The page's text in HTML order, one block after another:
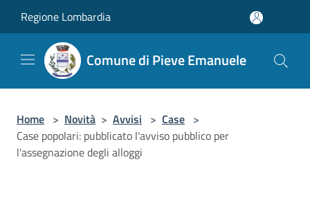
Regione Lombardia
Comune di Pieve Emanuele
Home > Novità > Avvisi > Case >
Case popolari: pubblicato l'avviso pubblico per
l'assegnazione degli alloggi